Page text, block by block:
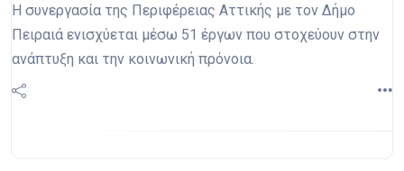
Η συνεργασία της Περιφέρειας Αττικής με τον Δήμο
Πειραιά ενισχύεται μέσω 51 έργων που στοχεύουν στην
ανάπτυξη και την κοινωνική πρόνοια.